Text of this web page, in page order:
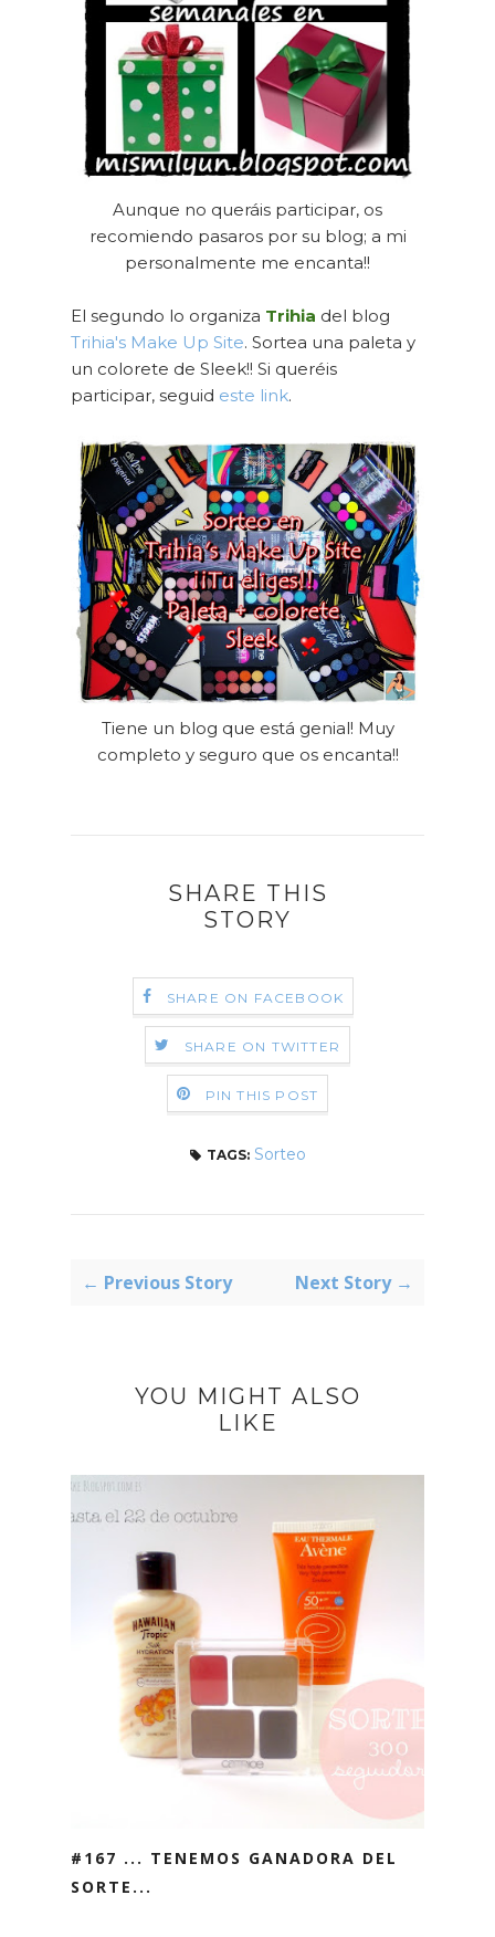
Aunque no queráis participar, os
recomiendo pasaros por su blog; a mi
personalmente me encanta!!
El segundo lo organiza Trihia del blog
Trihia's Make Up Site. Sortea una paleta y
un colorete de Sleek!! Si queréis
participar, seguid este link.
Tiene un blog que está genial! Muy
completo y seguro que os encanta!!
SHARE THIS
STORY
SHARE ON FACEBOOK
SHARE ON TWITTER
PIN THIS POST
TAGS: Sorteo
← Previous Story Next Story →
YOU MIGHT ALSO
LIKE
#167 ... TENEMOS GANADORA DEL
SORTE...